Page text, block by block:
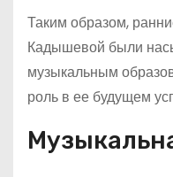
Таким образом,
Кадышевой были
музыкальным
роль в ее будущем